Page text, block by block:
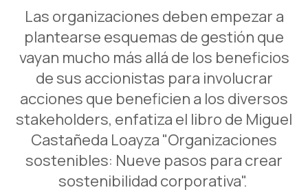
Las organizaciones deben empezar a
plantearse esquemas de gestión que
vayan mucho más allá de los beneficios
de sus accionistas para involucrar
acciones que beneficien a los diversos
stakeholders, enfatiza el libro de Miguel
Castañeda Loayza "Organizaciones
sostenibles: Nueve pasos para crear
sostenibilidad corporativa".